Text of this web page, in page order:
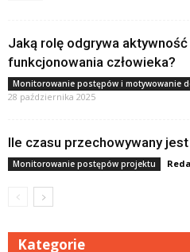
Jaką rolę odgrywa
funkcjonowania człowieka?
Monitorowanie postępów i motywowanie
28 października 2025
Ile czasu przechowywany
Monitorowanie postępów projektu
Kategorie